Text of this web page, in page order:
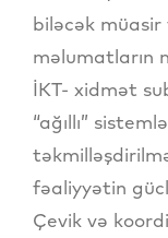
biləcək
məlumatların
İKT- xidmət
“ağıllı”
fəaliyyətin
Çevik və